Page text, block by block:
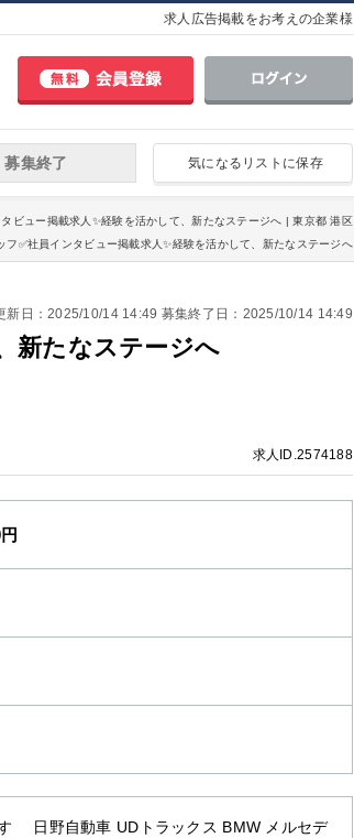
求人広告掲載をお考えの企業様
気になるリストに保存
募集終了
ビュー掲載求人✨経験を活かして、新たなステージへ | 東京都 港区
✅社員インタビュー掲載求人✨経験を活かして、新たなステージへ
新日：2025/10/14 14:49 募集終了日：2025/10/14 14:49
新たなステージへ
求人ID.2574188
ゞ 日野自動車 UDトラックス BMW メルセデ